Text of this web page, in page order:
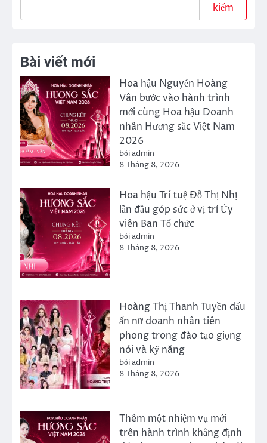
kiếm
Bài viết mới
Hoa hậu Nguyễn Hoàng
Vân bước vào hành trình
mới cùng Hoa hậu Doanh
nhân Hương sắc Việt Nam
2026
bởi admin
8 Tháng 8, 2026
Hoa hậu Trí tuệ Đỗ Thị Nhị
lần đầu góp sức ở vị trí Ủy
viên Ban Tổ chức
bởi admin
8 Tháng 8, 2026
Hoàng Thị Thanh Tuyền dấu
ấn nữ doanh nhân tiên
phong trong đào tạo giọng
nói và kỹ năng
bởi admin
8 Tháng 8, 2026
Thêm một nhiệm vụ mới
trên hành trình khẳng định